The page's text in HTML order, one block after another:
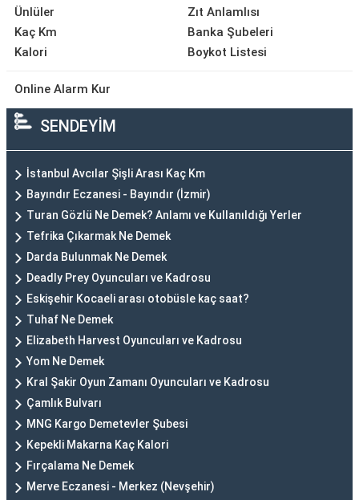
Ünlüler
Kaç Km
Kalori
Zıt Anlamlısı
Banka Şubeleri
Boykot Listesi
Online Alarm Kur
SENDEYİM
İstanbul Avcılar Şişli Arası Kaç Km
Bayındır Eczanesi - Bayındır (İzmir)
Turan Gözlü Ne Demek? Anlamı ve Kullanıldığı Yerler
Tefrika Çıkarmak Ne Demek
Darda Bulunmak Ne Demek
Deadly Prey Oyuncuları ve Kadrosu
Eskişehir Kocaeli arası otobüsle kaç saat?
Tuhaf Ne Demek
Elizabeth Harvest Oyuncuları ve Kadrosu
Yom Ne Demek
Kral Şakir Oyun Zamanı Oyuncuları ve Kadrosu
Çamlık Bulvarı
MNG Kargo Demetevler Şubesi
Kepekli Makarna Kaç Kalori
Fırçalama Ne Demek
Merve Eczanesi - Merkez (Nevşehir)